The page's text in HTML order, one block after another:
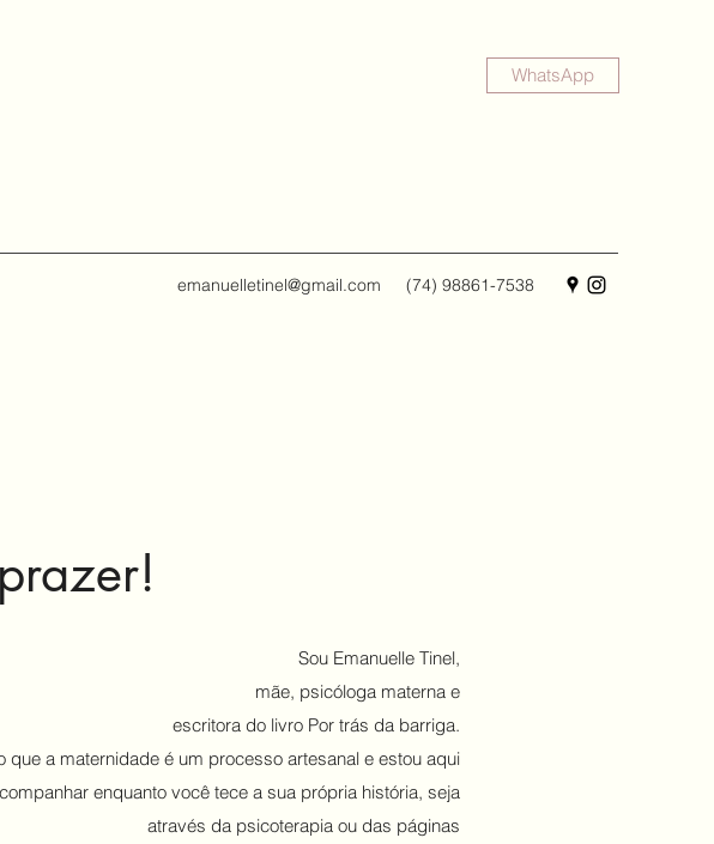
WhatsApp
emanuelletinel@gmail.com (74) 98861-7538
Sou Emanuelle Tinel,
mãe, psicóloga materna e
escritora do livro Por trás da barriga.
que a maternidade é um processo artesanal e estou aqui
enquanto você tece a sua própria história, seja
através da psicoterapia ou das páginas